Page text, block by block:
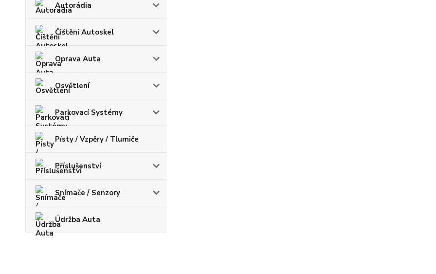
Autorádia
Čištění Autoskel
Oprava Auta
Osvětlení
Parkovací Systémy
Písty / Vzpěry / Tlumiče
Příslušenství
Snímače / Senzory
Údržba Auta